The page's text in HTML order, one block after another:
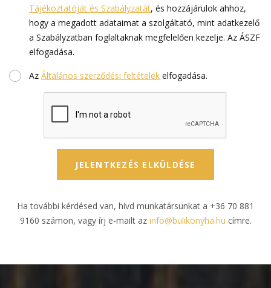
Tájékoztatóját és Szabályzatát, és hozzájárulok ahhoz,
hogy a megadott adataimat a szolgáltató, mint adatkezelő
a Szabályzatban foglaltaknak megfelelően kezelje. Az ÁSZF
elfogadása.
Az Általános szerződési feltételek elfogadása.
JELENTKEZÉS ELKÜLDÉSE
Ha további kérdésed van, hívd munkatársunkat a +36 70 881
9160 számon, vagy írj e-mailt az info@bulikonyha.hu címre.